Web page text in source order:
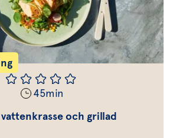
45min
vattenkrasse och grillad